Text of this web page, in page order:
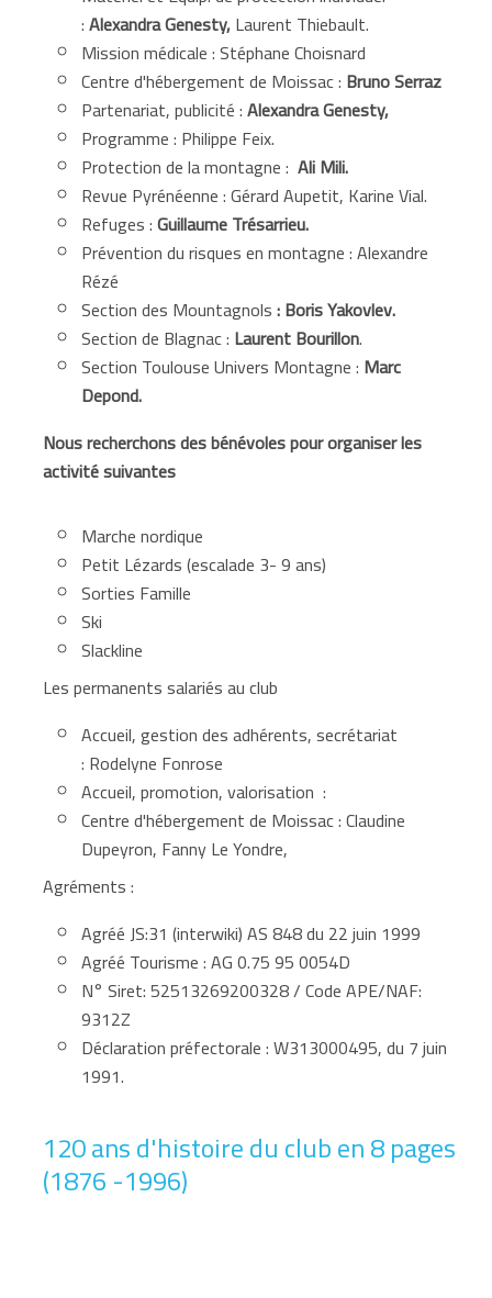
:Alexandra Genesty,Laurent Thiebault.
Mission médicale : Stéphane Choisnard
Centre d'hébergement de Moissac : Bruno Serraz
Partenariat, publicité :Alexandra Genesty,
Programme : Philippe Feix.
Protection de la montagne :Ali Mili.
Revue Pyrénéenne : Gérard Aupetit, Karine Vial.
Refuges :Guillaume Trésarrieu.
Prévention du risques en montagne : Alexandre
Rézé
Section des Mountagnols: Boris Yakovlev.
Section de Blagnac : Laurent Bourillon.
Section Toulouse Univers Montagne : Marc
Depond.
Nous recherchons des bénévoles pour organiser les
activité suivantes
Marche nordique
Petit Lézards (escalade 3- 9 ans)
Sorties Famille
Ski
Slackline
Les permanents salariés au club
Accueil, gestion des adhérents, secrétariat
: Rodelyne Fonrose
Accueil, promotion, valorisation :
Centre d'hébergement de Moissac : Claudine
Dupeyron, Fanny Le Yondre,
Agréments :
Agréé JS:31 (interwiki) AS 848 du 22 juin 1999
Agréé Tourisme : AG 0.75 95 0054D
N° Siret: 52513269200328 / Code APE/NAF:
9312Z
Déclaration préfectorale : W313000495, du 7 juin
1991.
120 ans d'histoire du club en 8 pages
(1876 -1996)